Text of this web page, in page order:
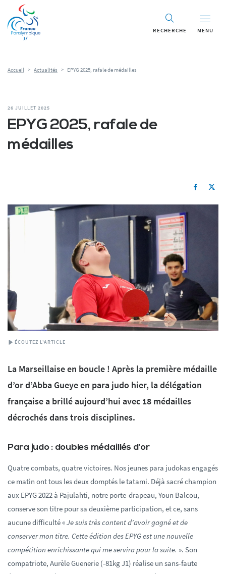
RECHERCHE MENU
Accueil > Actualités > EPYG 2025, rafale de médailles
26 JUILLET 2025
EPYG 2025, rafale de
médailles
ÉCOUTEZ L'ARTICLE
La Marseillaise en boucle ! Après la première médaille
d’or d’Abba Gueye en para judo hier, la délégation
française a brillé aujourd’hui avec 18 médailles
décrochés dans trois disciplines.
Para judo : doubles médaillés d’or
Quatre combats, quatre victoires. Nos jeunes para judokas engagés
ce matin ont tous les deux domptés le tatami. Déjà sacré champion
aux EPYG 2022 à Pajulahti, notre porte-drapeau, Youn Balcou,
conserve son titre pour sa deuxième participation, et ce, sans
aucune difficulté «Je suis très content d’avoir gagné et de
conserver mon titre. Cette édition des EPYG est une nouvelle
compétition enrichissante qui me servira pour la suite. ». Son
compatriote, Aurèle Guenerie (-81kg J1) réalise un sans-faute